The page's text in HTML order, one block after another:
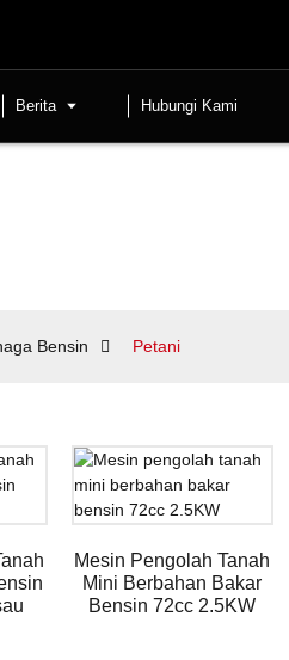
Berita Hubungi Kami
Bensin Petani
Mesin Pengolah Tanah
Mini Berbahan Bakar
Bensin 72cc 2.5KW